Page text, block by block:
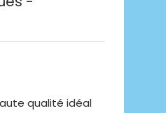
qualité idéal